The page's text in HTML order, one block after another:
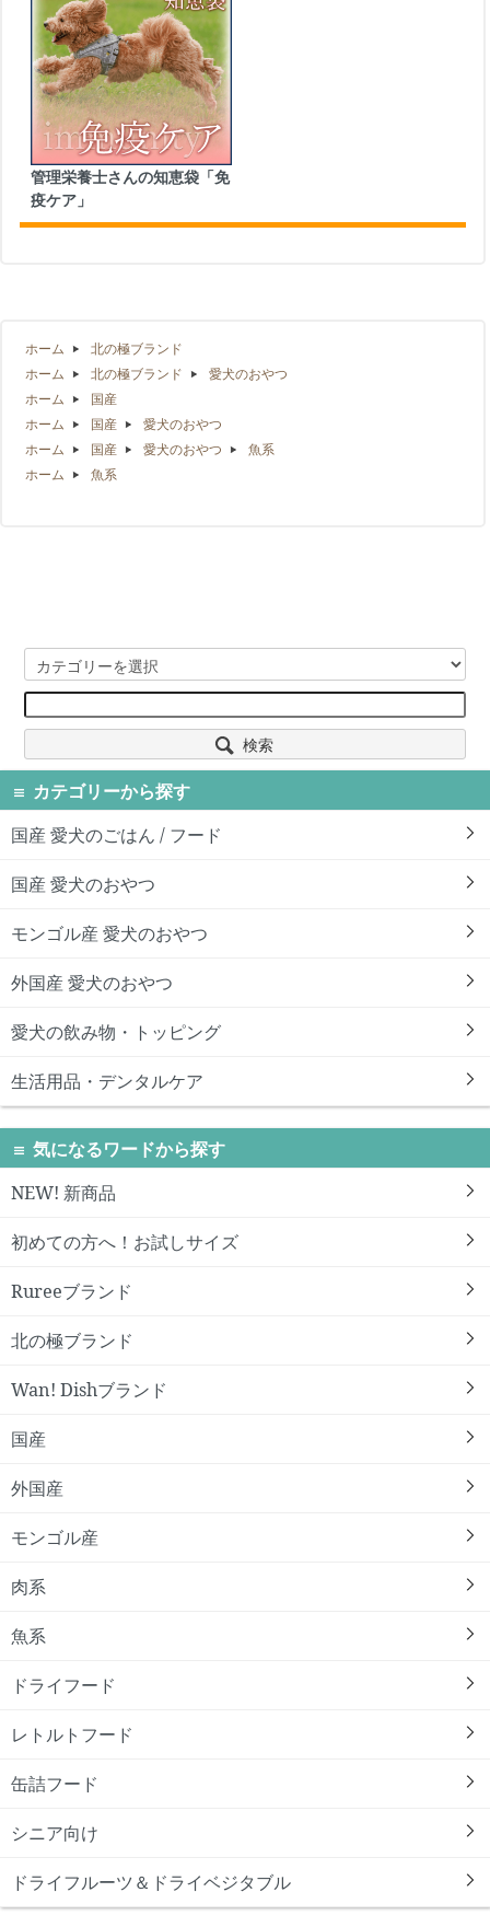
管理栄養士さんの知恵袋「免
疫ケア」
ホーム
北の極ブランド
ホーム
北の極ブランド
愛犬のおやつ
ホーム
国産
ホーム
国産
愛犬のおやつ
ホーム
国産 愛犬のおやつ
魚系
ホーム
魚系
検索
カテゴリーから探す
国産 愛犬のごはん / フード
国産 愛犬のおやつ
モンゴル産 愛犬のおやつ
外国産 愛犬のおやつ
愛犬の飲み物・トッピング
生活用品・デンタルケア
気になるワードから探す
NEW! 新商品
初めての方へ！お試しサイズ
Rureeブランド
北の極ブランド
Wan! Dishブランド
国産
外国産
モンゴル産
肉系
魚系
ドライフード
レトルトフード
缶詰フード
シニア向け
ドライフルーツ＆ドライベジタブル